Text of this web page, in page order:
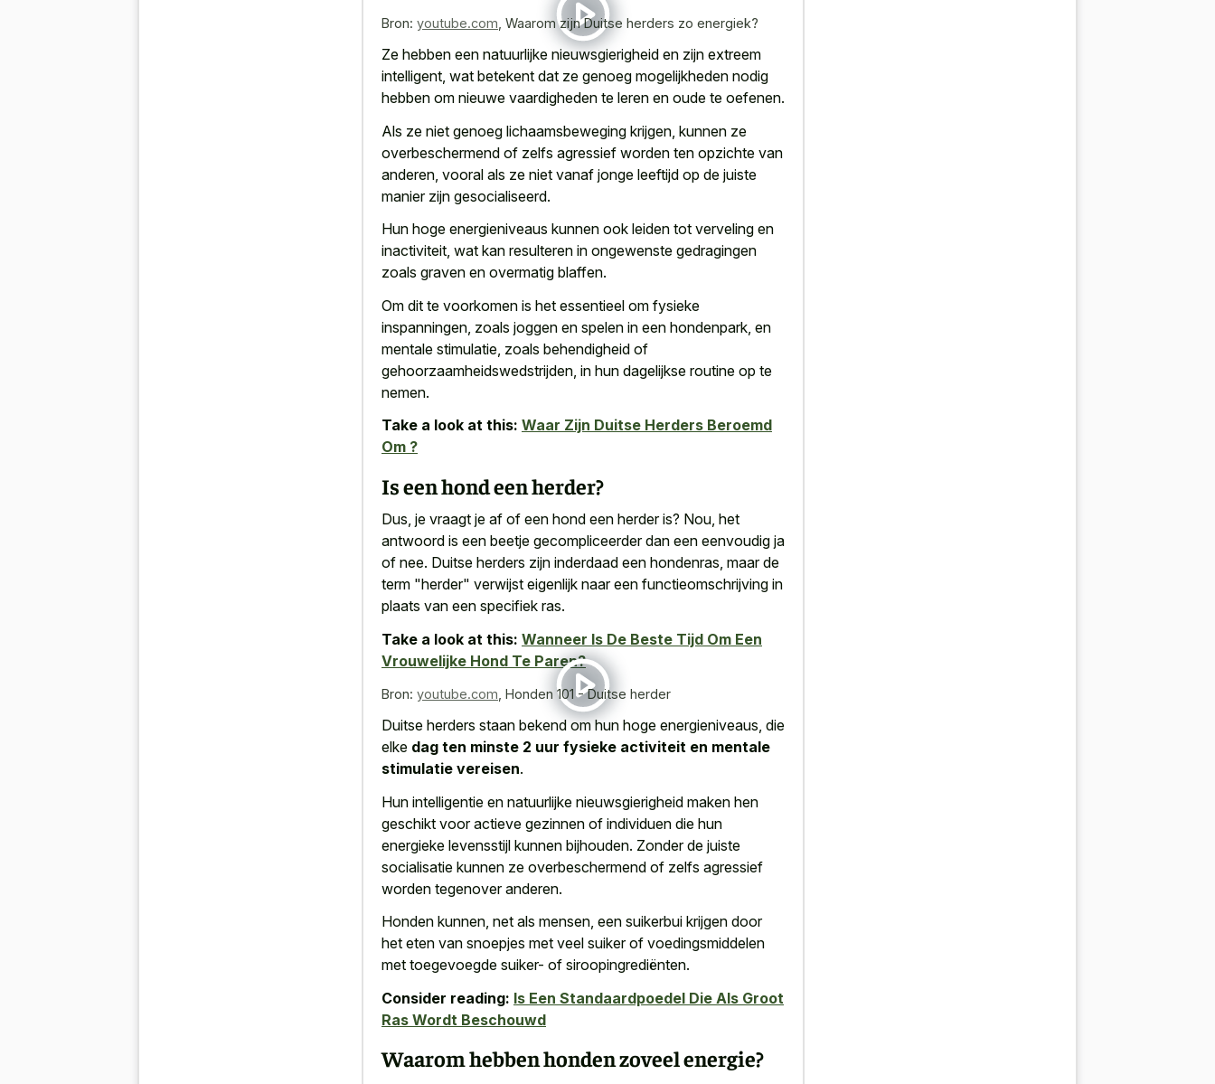
Bron: youtube.com Waarom zijn Duitse herders zo energiek?
Ze hebben een natuurlijke nieuwsgierigheid en zijn extreem
intelligent, wat betekent dat ze genoeg mogelijkheden nodig
hebben om nieuwe vaardigheden te leren en oude te oefenen.
Als ze niet genoeg lichaamsbeweging krijgen, kunnen ze
overbeschermend of zelfs agressief worden ten opzichte van
anderen, vooral als ze niet vanaf jonge leeftijd op de juiste
manierzijn gesocialiseerd.
Hun hoge energieniveaus kunnen ook leiden tot verveling en
inactiviteit, wat kan resulteren in ongewenste gedragingen
zoals graven en overmatig blaffen.
Om dit te voorkomen is het essentieel om fysieke
inspanningen, zoals joggen en spelen in een hondenpark, en
mentale stimulatie, zoals behendigheid of
gehoorzaamheidswedstrijden, in hun dagelijkse routine op te
nemen.
Take a look at this: Waar Zijn Duitse Herders Beroemd
Om ?
Is een hond een herder?
Dus, je vraagt je af of een hond een herder is? Nou, het
antwoord is een beetje gecompliceerder dan een eenvoudig ja
of nee. Duitse herders zijn inderdaad een hondenras, maar de
term "herder" verwijst eigenlijk naar een functieomschrijving in
plaats van een specifiek ras.
Take a look at this: Wanneer Is De Beste Tijd Om Een
Vrouwelijke Hond Te Paren?
Bron: youtube.com Honden 101 - Duitse herder
Duitse herders staan bekend om hun hoge energieniveaus, die
elke dag ten minste 2 uur fysieke activiteit en mentale
stimulatie vereisen.
Hun intelligentie en natuurlijke nieuwsgierigheid maken hen
geschikt voor actieve gezinnen of individuen die hun
energieke levensstijl kunnen bijhouden. Zonder de juiste
socialisatie kunnen ze overbeschermend of zelfs agressief
worden tegenover anderen.
Honden kunnen, net als mensen, een suikerbui krijgen door
het eten van snoepjes met veel suiker of voedingsmiddelen
met toegevoegde suiker- of siroopingrediënten.
Consider reading: Is Een Standaardpoedel Die Als Groot
Ras Wordt Beschouwd
Waarom hebben honden zoveel energie?